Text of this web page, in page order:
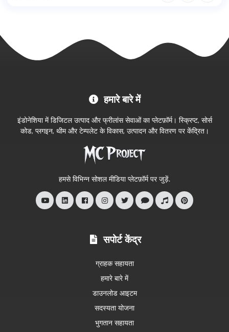
आधिकारिक
हमारे बारे में
इंडोनेशिया में डिजिटल उत्पाद और फ्रीलांस सेवाओं का प्लेटफ़ॉर्म। स्क्रिप्ट, सोर्स
कोड, प्लगइन, थीम और टेम्पलेट के विकास, उत्पादन और वितरण पर केंद्रित।
हमसे विभिन्न सोशल मीडिया प्लेटफ़ॉर्म पर जुड़ें.
सपोर्ट केंद्र
ग्राहक सहायता
हमारे बारे में
डाउनलोड आइटम
सदस्यता योजना
भुगतान सहायता